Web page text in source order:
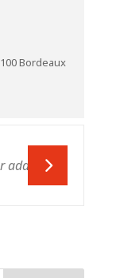
Bordeaux